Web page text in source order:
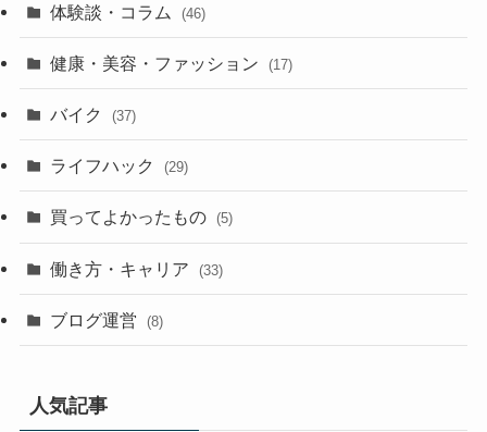
体験談・コラム (46)
健康・美容・ファッション (17)
バイク (37)
ライフハック (29)
買ってよかったもの (5)
働き方・キャリア (33)
ブログ運営 (8)
人気記事